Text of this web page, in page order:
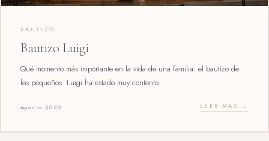
BAUTIZO
Bautizo Luigi
Qué momento más importante en la vida de una familia: el bautizo de
los pequeños. Luigi ha estado muy contento...
agosto 2020 LEER MAS →